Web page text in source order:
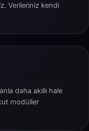
Verileriniz kendi
daha akıllı hale
modüller